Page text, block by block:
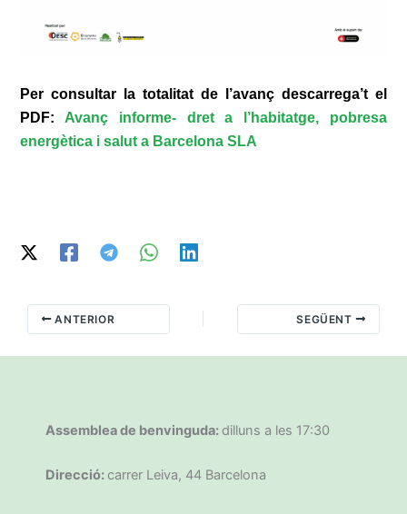
Per consultar la totalitat de l’avanç descarrega’t el
PDF: Avanç informe- dret a l’habitatge, pobresa
energètica i salut a Barcelona SLA
ANTERIOR SEGÜENT
Assemblea de benvinguda: dilluns a les 17:30
Direcció: carrer Leiva, 44 Barcelona